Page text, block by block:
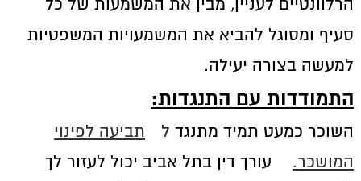
הרלוונטיים לעניין, מבין את המשמעות של כל
סעיף ומסוגל להביא את המשמעויות המשפטיות
למעשה בצורה יעילה.
התמודדות עם התנגדות:
השוכר כמעט תמיד מתנגד ל
תביעה לפינוי
המושכר.
עורך דין בתל אביב יכול לעזור לך